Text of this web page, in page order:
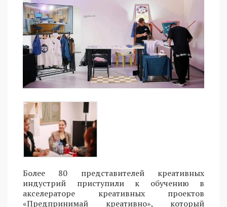
Более 80 представителей креативных
индустрий приступили к обучению в
акселераторе креативных проектов
«Предпринимай креативно», который